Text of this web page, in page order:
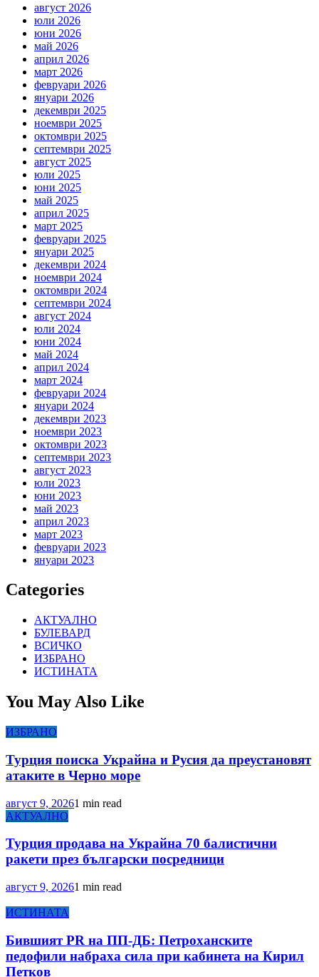
август 2026
юли 2026
юни 2026
май 2026
април 2026
март 2026
февруари 2026
януари 2026
декември 2025
ноември 2025
октомври 2025
септември 2025
август 2025
юли 2025
юни 2025
май 2025
април 2025
март 2025
февруари 2025
януари 2025
декември 2024
ноември 2024
октомври 2024
септември 2024
август 2024
юли 2024
юни 2024
май 2024
април 2024
март 2024
февруари 2024
януари 2024
декември 2023
ноември 2023
октомври 2023
септември 2023
август 2023
юли 2023
юни 2023
май 2023
април 2023
март 2023
февруари 2023
януари 2023
Categories
АКТУАЛНО
БУЛЕВАРД
ВСИЧКО
ИЗБРАНО
ИСТИНАТА
You May Also Like
ИЗБРАНО
Турция поиска Украйна и Русия да преустановят
атаките в Черно море
август 9, 20261 min read
АКТУАЛНО
Турция продава на Украйна 70 балистични
ракети през български посредници
август 9, 20261 min read
ИСТИНАТА
Бившият PR на ПП-ДБ: Петроханските
педофили набраха сила при кабинета на Кирил
Петков